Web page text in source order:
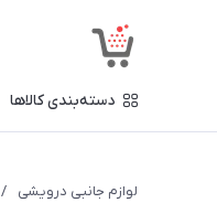
دسته‌بندی کالاها
لوازم جانبی درویشی /